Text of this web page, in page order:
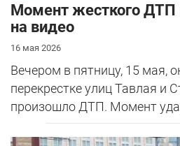
Момент жесткого ДТП
на видео
16 мая 2026
Вечером в пятницу, 15 мая,
перекрестке улиц Тавлая и
произошло ДТП. Момент